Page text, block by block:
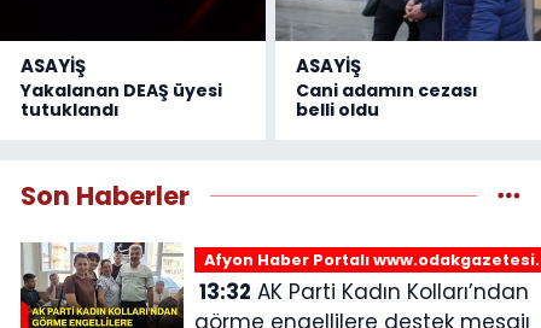
ASAYİŞ
Yakalanan DEAŞ üyesi
tutuklandı
ASAYİŞ
Cani adamın cezası
belli oldu
Son Haberler
Afyon Haber Portalı
13:32